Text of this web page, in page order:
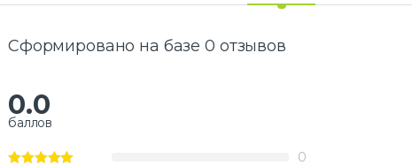
Сформировано на базе 0 отзывов
0.0
баллов
0